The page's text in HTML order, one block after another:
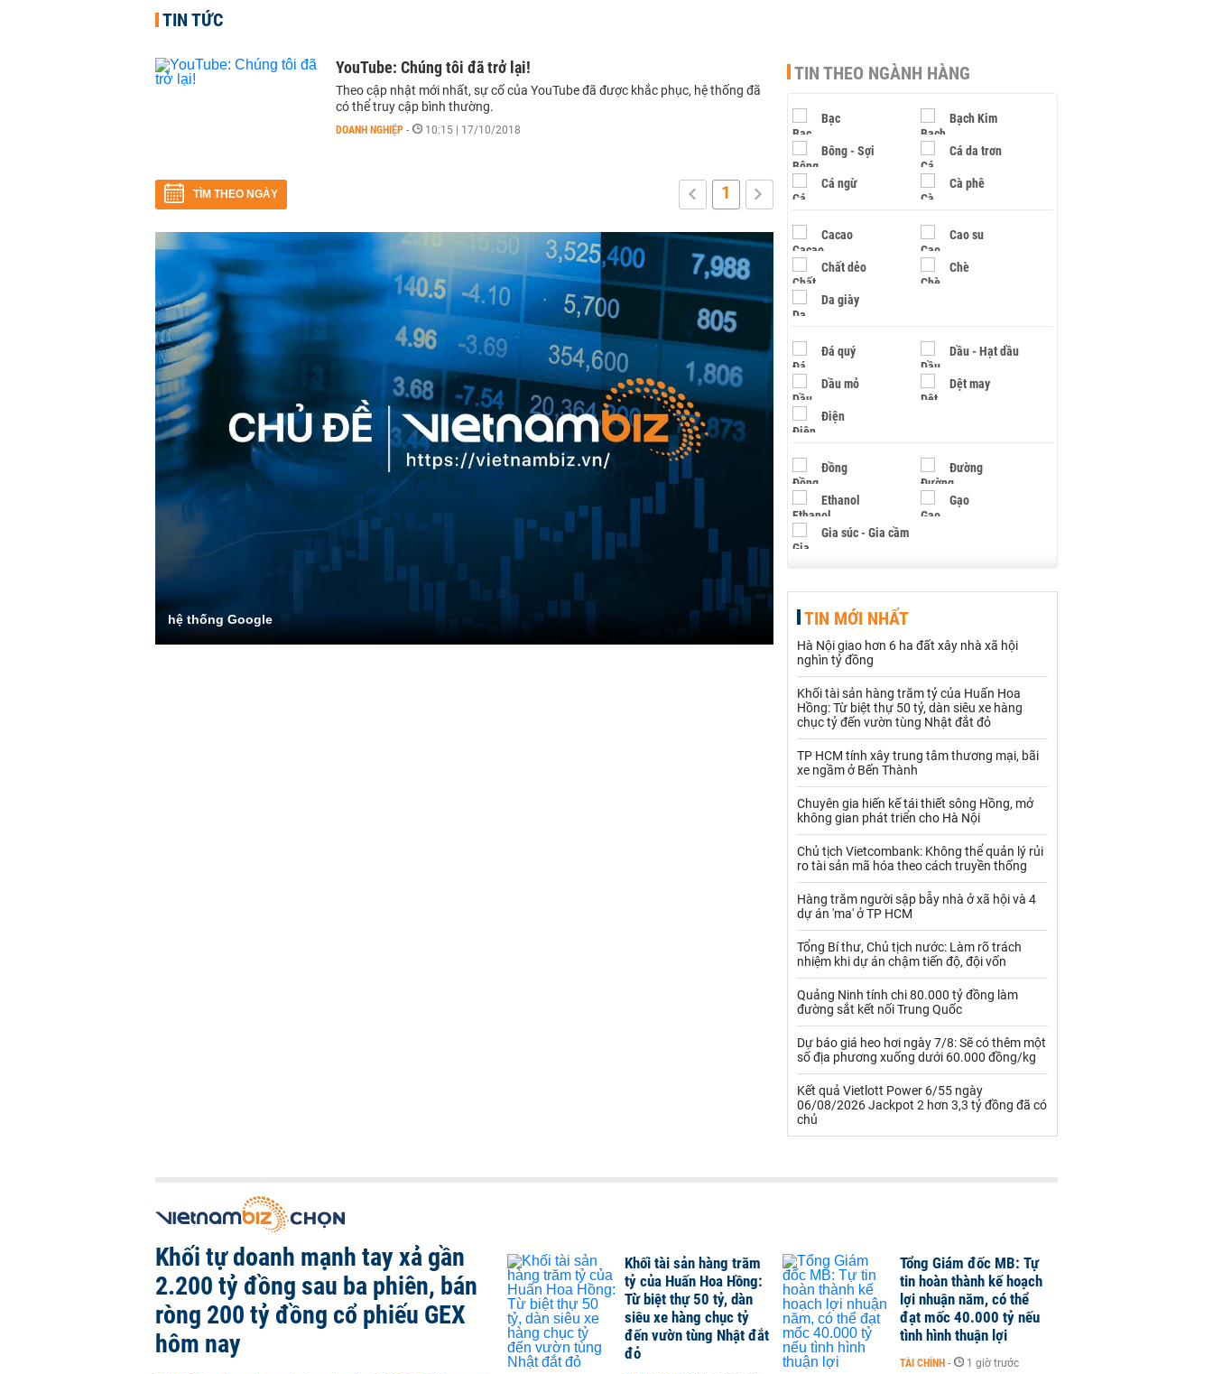
TIN TỨC
YouTube: Chúng tôi đã trở lại!
Theo cập nhật mới nhất, sự cố của YouTube đã được khắc phục, hệ thống đã
có thể truy cập bình thường.
DOANH NGHIỆP - 10:15 | 17/10/2018
TÌM THEO NGÀY 1
hệ thống Google
TIN THEO NGÀNH HÀNG
Bạc Bạch Kim
Bông - Sợi Cá da trơn
Cá ngừ Cà phê
Cacao Cao su
Chất dẻo Chè
Da giày
Đá quý Dầu - Hạt dầu
Dầu mỏ Dệt may
Điện
Đồng Đường
Ethanol Gạo
Gia súc - Gia cầm
Hạt điều
Khí đốt
Kim loại khác Mắc ca
Muối
Nhựa - Hạt nhựa
Palladium Phân bón
Rau - Củ -Quả Sắt thép
Sữa
Than Thức ăn chăn nuôi
Thủy hải sản khác Tôm
Vàng
VLXD khác Xăng dầu
Xi măng - Clynker
TIN MỚI NHẤT
Hà Nội giao hơn 6 ha đất xây nhà xã hội
nghìn tỷ đồng
Khối tài sản hàng trăm tỷ của Huấn Hoa
Hồng: Từ biệt thự 50 tỷ, dàn siêu xe hàng
chục tỷ đến vườn tùng Nhật đắt đỏ
TP HCM tính xây trung tâm thương mại, bãi
xe ngầm ở Bến Thành
Chuyên gia hiến kế tái thiết sông Hồng, mở
không gian phát triển cho Hà Nội
Chủ tịch Vietcombank: Không thể quản lý rủi
ro tài sản mã hóa theo cách truyền thống
Hàng trăm người sập bẫy nhà ở xã hội và 4
dự án 'ma' ở TP HCM
Tổng Bí thư, Chủ tịch nước: Làm rõ trách
nhiệm khi dự án chậm tiến độ, đội vốn
Quảng Ninh tính chi 80.000 tỷ đồng làm
đường sắt kết nối Trung Quốc
Dự báo giá heo hơi ngày 7/8: Sẽ có thêm một
số địa phương xuống dưới 60.000 đồng/kg
Kết quả Vietlott Power 6/55 ngày
06/08/2026 Jackpot 2 hơn 3,3 tỷ đồng đã có
chủ
Khối tự doanh mạnh tay xả gần
2.200 tỷ đồng sau ba phiên, bán
ròng 200 tỷ đồng cổ phiếu GEX
hôm nay
Khối tài sản hàng trăm
tỷ của Huấn Hoa Hồng:
Từ biệt thự 50 tỷ, dàn
siêu xe hàng chục tỷ
đến vườn tùng Nhật đắt
đỏ
Tổng Giám đốc MB: Tự
tin hoàn thành kế hoạch
lợi nhuận năm, có thể
đạt mốc 40.000 tỷ nếu
tình hình thuận lợi
TÀI CHÍNH - 1 giờ trước